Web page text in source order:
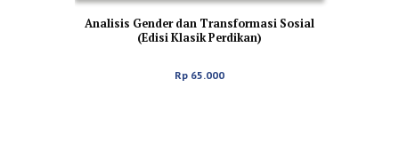
Analisis Gender dan Transformasi Sosial
(Edisi Klasik Perdikan)
Rp 65.000